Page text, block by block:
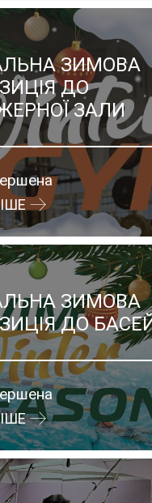
ЗИМОВА
ДО
ЗАЛИ
ЗИМОВА
ДО